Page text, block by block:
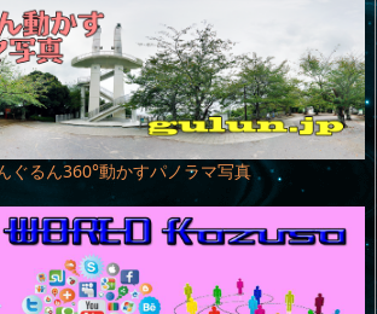
ぐるん360°動かすパノラマ写真